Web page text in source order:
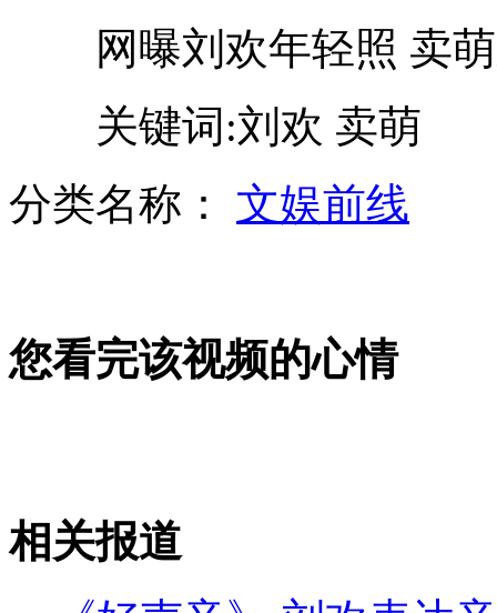
网曝刘欢年轻照 卖萌
关键词:刘欢 卖萌
分类名称： 文娱前线
您看完该视频的心情
相关报道